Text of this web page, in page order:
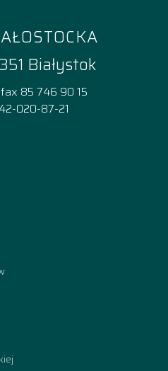
Białystok
85 746 90 15
020-87-21